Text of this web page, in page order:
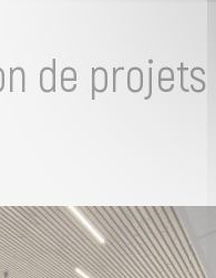
de projets